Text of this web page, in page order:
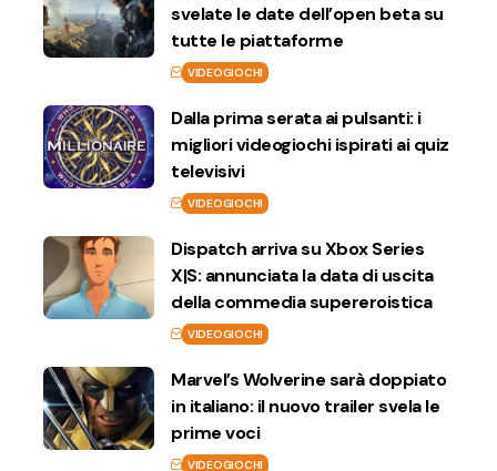
svelate le date dell’open beta su
tutte le piattaforme
VIDEOGIOCHI
Dalla prima serata ai pulsanti: i
migliori videogiochi ispirati ai quiz
televisivi
VIDEOGIOCHI
Dispatch arriva su Xbox Series
X|S: annunciata la data di uscita
della commedia supereroistica
VIDEOGIOCHI
Marvel’s Wolverine sarà doppiato
in italiano: il nuovo trailer svela le
prime voci
VIDEOGIOCHI